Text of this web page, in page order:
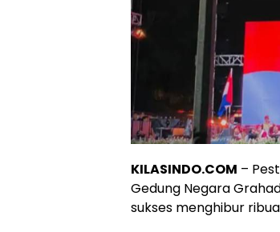
KILASINDO.COM –
Gedung Negara
sukses menghibur